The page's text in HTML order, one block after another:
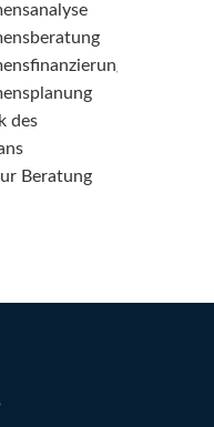
des
Beratung